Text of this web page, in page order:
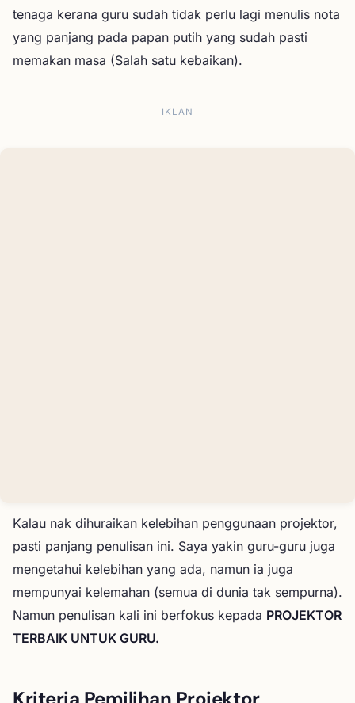
tenaga kerana guru sudah tidak perlu lagi menulis nota
yang panjang pada papan putih yang sudah pasti
memakan masa (Salah satu kebaikan).
IKLAN
Kalau nak dihuraikan kelebihan penggunaan projektor,
pasti panjang penulisan ini. Saya yakin guru-guru juga
mengetahui kelebihan yang ada, namun ia juga
mempunyai kelemahan (semua di dunia tak sempurna).
Namun penulisan kali ini berfokus kepada PROJEKTOR
TERBAIK UNTUK GURU.